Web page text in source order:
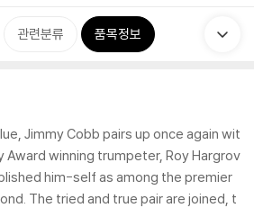
관련분류 품목정보
Jimmy Cobb pairs up once again wit
Award winning trumpeter, Roy Hargrov
him-self as among the premier
The tried and true pair are joined, t